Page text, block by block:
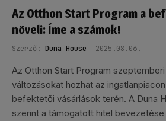
Az Otthon Start Program a
növeli: Íme a számok!
Szerző: Duna House 2025.08.06.
Az Otthon Start Program
változásokat hozhat az
befektetői vásárlások terén. A Duna
szerint a támogatott hitel